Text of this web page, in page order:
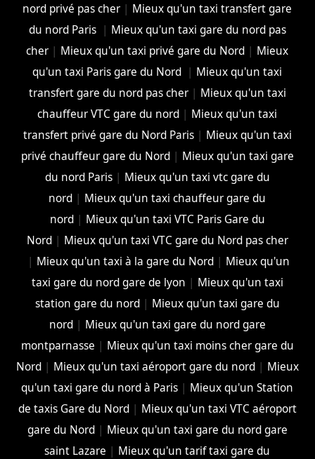
nord privé pas cher | Mieux qu'un taxi transfert gare
du nord Paris | Mieux qu'un taxi gare du nord pas
cher | Mieux qu'un taxi privé gare du Nord | Mieux
qu'un taxi Paris gare du Nord | Mieux qu'un taxi
transfert gare du nord pas cher| Mieux qu'un taxi
chauffeur VTC gare du nord | Mieux qu'un taxi
transfert privé gare du Nord Paris| Mieux qu'un taxi
privé chauffeur gare du Nord| Mieux qu'un taxi gare
du nord Paris| Mieux qu'un taxi vtc gare du
nord | Mieux qu'un taxi chauffeur gare du
nord| Mieux qu'un taxi VTC Paris Gare du
Nord| Mieux qu'un taxi VTC gare du Nord pas cher
| Mieux qu'un taxi à la gare du Nord | Mieux qu'un
taxi gare du nord gare de lyon | Mieux qu'un taxi
station gare du nord| Mieux qu'un taxi gare du
nord| Mieux qu'un taxi gare du nord gare
montparnasse | Mieux qu'un taxi moins cher gare du
Nord| Mieux qu'un taxi aéroport gare du nord| Mieux
qu'un taxi gare du nord à Paris | Mieux qu'un Station
de taxis Gare du Nord| Mieux qu'un taxi VTC aéroport
gare du Nord| Mieux qu'un taxi gare du nord gare
saint Lazare | Mieux qu'un tarif taxi gare du